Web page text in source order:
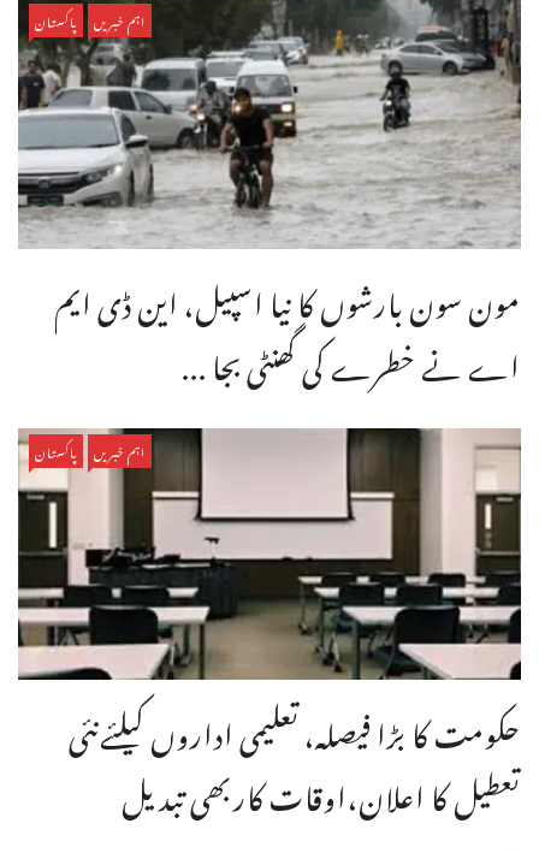
اہم خبریں پاکستان
مون سون بارشوں کا نیا اسپیل، این ڈی ایم
اے نے خطرے کی گھنٹی بجا ...
اہم خبریں پاکستان
حکومت کا بڑا فیصلہ، تعلیمی اداروں کیلئےنئی
تعطیل کا اعلان،اوقات کاربھی تبدیل